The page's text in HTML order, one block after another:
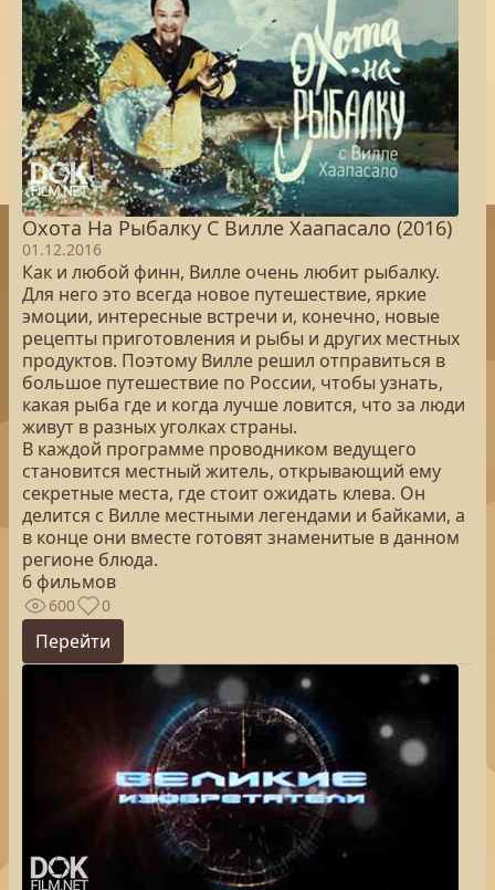
Охота На Рыбалку С Вилле Хаапасало (2016)
01.12.2016
Как и любой финн, Вилле очень любит рыбалку.
Для него это всегда новое путешествие, яркие
эмоции, интересные встречи и, конечно, новые
рецепты приготовления и рыбы и других местных
продуктов. Поэтому Вилле решил отправиться в
большое путешествие по России, чтобы узнать,
какая рыба где и когда лучше ловится, что за люди
живут в разных уголках страны.
В каждой программе проводником ведущего
становится местный житель, открывающий ему
секретные места, где стоит ожидать клева. Он
делится с Вилле местными легендами и байками, а
в конце они вместе готовят знаменитые в данном
регионе блюда.
6 фильмов
600 0
Перейти